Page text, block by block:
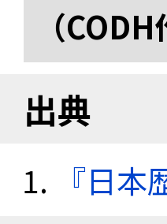
（
出典
『日